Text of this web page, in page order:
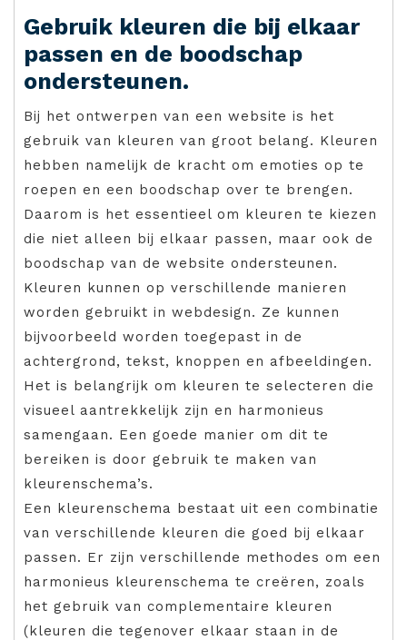
Gebruik kleuren die bij elkaar
passen en de boodschap
ondersteunen.
Bij het ontwerpen van een website is het
gebruik van kleuren van groot belang. Kleuren
hebben namelijk de kracht om emoties op te
roepen en een boodschap over te brengen.
Daarom is het essentieel om kleuren te kiezen
die niet alleen bij elkaar passen, maar ook de
boodschap van de website ondersteunen.
Kleuren kunnen op verschillende manieren
worden gebruikt in webdesign. Ze kunnen
bijvoorbeeld worden toegepast in de
achtergrond, tekst, knoppen en afbeeldingen.
Het is belangrijk om kleuren te selecteren die
visueel aantrekkelijk zijn en harmonieus
samengaan. Een goede manier om dit te
bereiken is door gebruik te maken van
kleurenschema’s.
Een kleurenschema bestaat uit een combinatie
van verschillende kleuren die goed bij elkaar
passen. Er zijn verschillende methodes om een
harmonieus kleurenschema te creëren, zoals
het gebruik van complementaire kleuren
(kleuren die tegenover elkaar staan in de